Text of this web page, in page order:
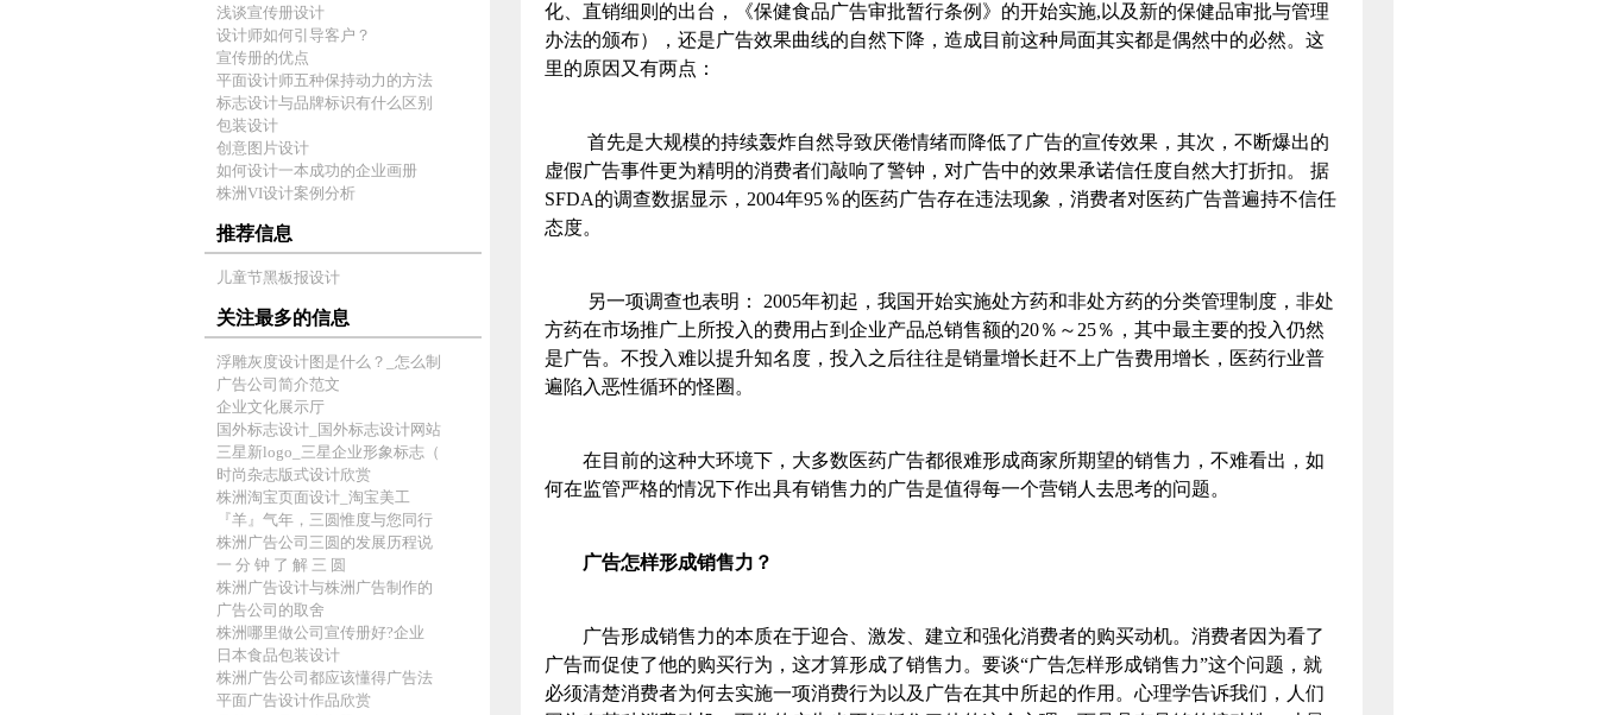
浅谈宣传册设计
设计师如何引导客户？
宣传册的优点
平面设计师五种保持动力的方法
标志设计与品牌标识有什么区别
包装设计
创意图片设计
如何设计一本成功的企业画册
株洲VI设计案例分析
推荐信息
儿童节黑板报设计
关注最多的信息
浮雕灰度设计图是什么？_怎么制
广告公司简介范文
企业文化展示厅
国外标志设计_国外标志设计网站
三星新logo_三星企业形象标志（
时尚杂志版式设计欣赏
株洲淘宝页面设计_淘宝美工
『羊』气年，三圆惟度与您同行
株洲广告公司三圆的发展历程说
一 分 钟 了 解 三 圆
株洲广告设计与株洲广告制作的
广告公司的取舍
株洲哪里做公司宣传册好?企业
日本食品包装设计
株洲广告公司都应该懂得广告法
平面广告设计作品欣赏
化、直销细则的出台，《保健食品广告审批暂行条例》的开始实施,以及新的保健品审批与管理
办法的颁布），还是广告效果曲线的自然下降，造成目前这种局面其实都是偶然中的必然。这
里的原因又有两点：
首先是大规模的持续轰炸自然导致厌倦情绪而降低了广告的宣传效果，其次，不断爆出的
虚假广告事件更为精明的消费者们敲响了警钟，对广告中的效果承诺信任度自然大打折扣。 据
SFDA的调查数据显示，2004年95％的医药广告存在违法现象，消费者对医药广告普遍持不信任
态度。
另一项调查也表明： 2005年初起，我国开始实施处方药和非处方药的分类管理制度，非处
方药在市场推广上所投入的费用占到企业产品总销售额的20％～25％，其中最主要的投入仍然
是广告。不投入难以提升知名度，投入之后往往是销量增长赶不上广告费用增长，医药行业普
遍陷入恶性循环的怪圈。
在目前的这种大环境下，大多数医药广告都很难形成商家所期望的销售力，不难看出，如
何在监管严格的情况下作出具有销售力的广告是值得每一个营销人去思考的问题。
广告怎样形成销售力？
广告形成销售力的本质在于迎合、激发、建立和强化消费者的购买动机。消费者因为看了
广告而促使了他的购买行为，这才算形成了销售力。要谈“广告怎样形成销售力”这个问题，就
必须清楚消费者为何去实施一项消费行为以及广告在其中所起的作用。心理学告诉我们，人们